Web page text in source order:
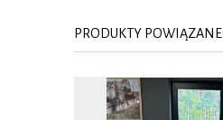
PRODUKTY POWIĄZANE